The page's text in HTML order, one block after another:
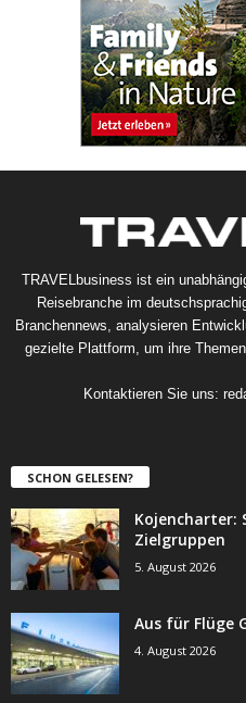
TRAVELbusiness ist ein
Reisebranche im
Branchennews, analysieren
gezielte Plattform, um ihre
Kontaktieren Sie uns:
SCHON GELESEN?
Kojencharter:
Zielgruppen
5. August 2026
Aus für Flüge
4. August 2026